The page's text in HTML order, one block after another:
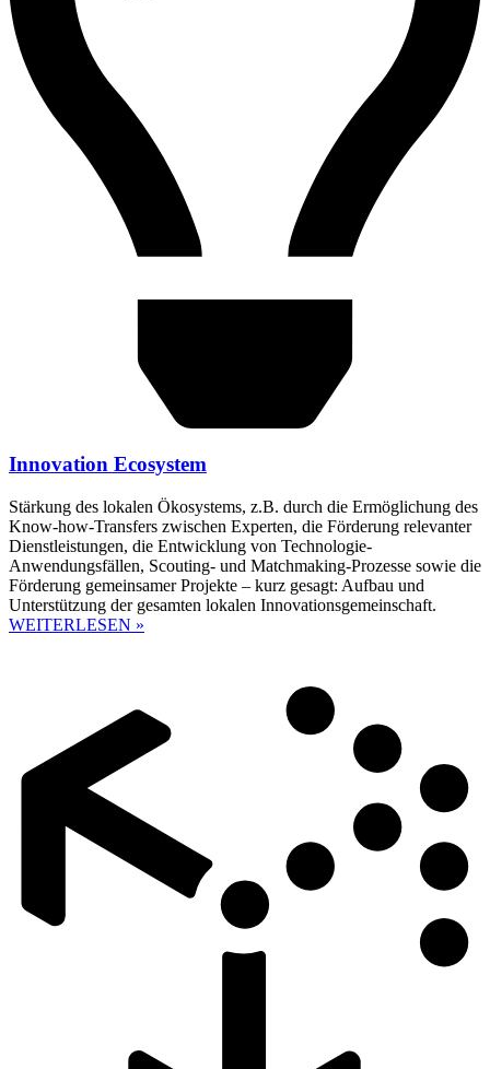
Innovation Ecosystem
Stärkung des lokalen Ökosystems, z.B. durch die Ermöglichung des
Know-how-Transfers zwischen Experten, die Förderung relevanter
Dienstleistungen, die Entwicklung von Technologie-
Anwendungsfällen, Scouting- und Matchmaking-Prozesse sowie die
Förderung gemeinsamer Projekte – kurz gesagt: Aufbau und
Unterstützung der gesamten lokalen Innovationsgemeinschaft.
WEITERLESEN »